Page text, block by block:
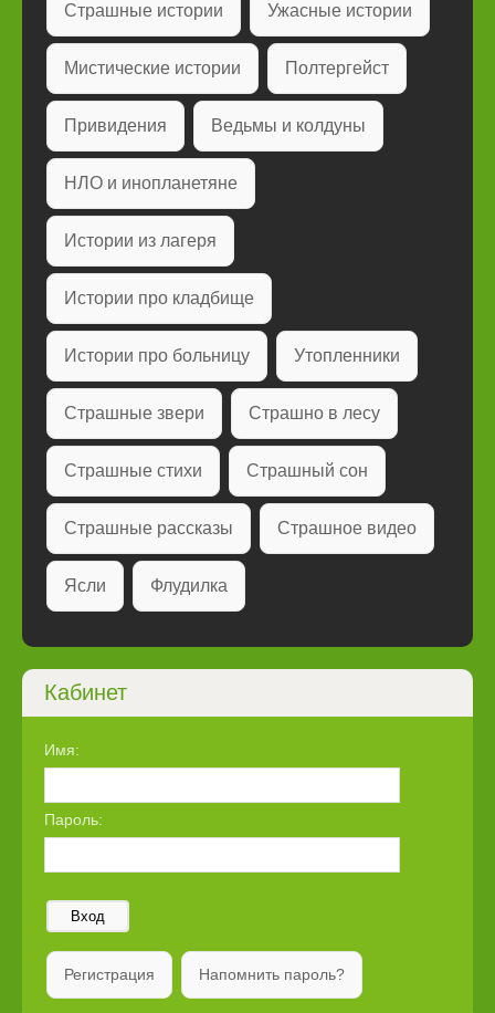
Страшные истории Ужасные истории
Мистические истории Полтергейст
Привидения Ведьмы и колдуны
НЛО и инопланетяне
Истории из лагеря
Истории про кладбище
Истории про больницу Утопленники
Страшные звери Страшно в лесу
Страшные стихи Страшный сон
Страшные рассказы Страшное видео
Ясли Флудилка
Кабинет
Имя:
Пароль:
Вход
Регистрация Напомнить пароль?